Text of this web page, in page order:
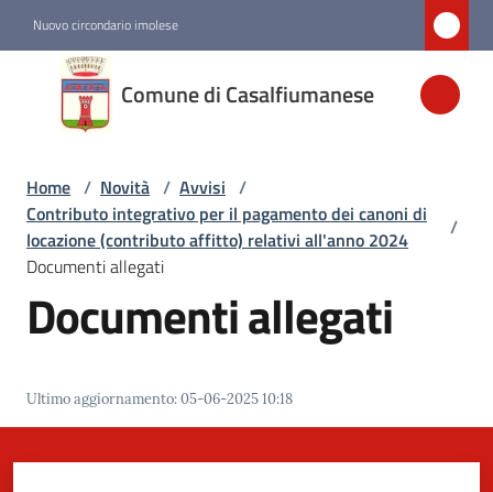
Nuovo circondario imolese
Comune di Casalfiumanese
Comune di
Casalfiumanese
Amministrazione
Novità
Vivere
Casalfiumanese
Home / Novità / Avvisi /
Contributo integrativo per il pagamento dei canoni di
locazione (contributo affitto) relativi all'anno 2024
/
Documenti allegati
Documenti allegati
Ultimo aggiornamento:05-06-2025 10:18